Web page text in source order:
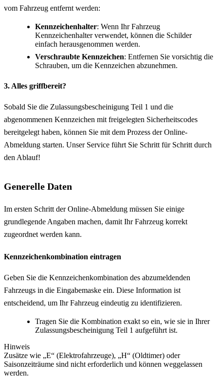
vom Fahrzeug entfernt werden:
Kennzeichenhalter: Wenn Ihr Fahrzeug
Kennzeichenhalter verwendet, können die Schilder
einfach herausgenommen werden.
Verschraubte Kennzeichen: Entfernen Sie vorsichtig die
Schrauben, um die Kennzeichen abzunehmen.
3. Alles griffbereit?
Sobald Sie die Zulassungsbescheinigung Teil 1 und die
abgenommenen Kennzeichen mit freigelegten Sicherheitscodes
bereitgelegt haben, können Sie mit dem Prozess der Online-
Abmeldung starten. Unser Service führt Sie Schritt für Schritt durch
den Ablauf!
Generelle Daten
Im ersten Schritt der Online-Abmeldung müssen Sie einige
grundlegende Angaben machen, damit Ihr Fahrzeug korrekt
zugeordnet werden kann.
Kennzeichenkombination eintragen
Geben Sie die Kennzeichenkombination des abzumeldenden
Fahrzeugs in die Eingabemaske ein. Diese Information ist
entscheidend, um Ihr Fahrzeug eindeutig zu identifizieren.
Tragen Sie die Kombination exakt so ein, wie sie in Ihrer
Zulassungsbescheinigung Teil 1 aufgeführt ist.
Hinweis
Zusätze wie „E“ (Elektrofahrzeuge), „H“ (Oldtimer) oder
Saisonzeiträume sind nicht erforderlich und können weggelassen
werden.